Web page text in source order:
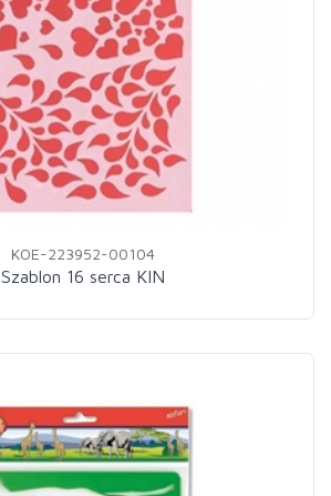
KOE-223952-00104
Szablon 16 serca KIN